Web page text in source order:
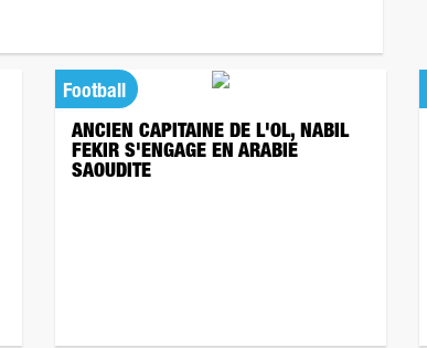
Football
ANCIEN CAPITAINE DE L'OL, NABIL
FEKIR S'ENGAGE EN ARABIE
SAOUDITE